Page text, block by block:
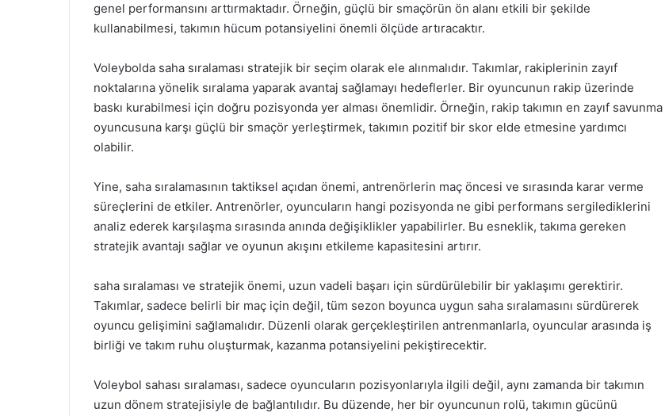
genel performansını arttırmaktadır. Örneğin, güçlü bir smaçörün ön alanı etkili bir şekilde
kullanabilmesi, takımın hücum potansiyelini önemli ölçüde artıracaktır.
Voleybolda saha sıralaması stratejik bir seçim olarak ele alınmalıdır. Takımlar, rakiplerinin zayıf
noktalarına yönelik sıralama yaparak avantaj sağlamayı hedeflerler. Bir oyuncunun rakip üzerinde
baskı kurabilmesi için doğru pozisyonda yer alması önemlidir. Örneğin, rakip takımın en zayıf savunma
oyuncusuna karşı güçlü bir smaçör yerleştirmek, takımın pozitif bir skor elde etmesine yardımcı
olabilir.
Yine, saha sıralamasının taktiksel açıdan önemi, antrenörlerin maç öncesi ve sırasında karar verme
süreçlerini de etkiler. Antrenörler, oyuncuların hangi pozisyonda ne gibi performans sergilediklerini
analiz ederek karşılaşma sırasında anında değişiklikler yapabilirler. Bu esneklik, takıma gereken
stratejik avantajı sağlar ve oyunun akışını etkileme kapasitesini artırır.
saha sıralaması ve stratejik önemi, uzun vadeli başarı için sürdürülebilir bir yaklaşımı gerektirir.
Takımlar, sadece belirli bir maç için değil, tüm sezon boyunca uygun saha sıralamasını sürdürerek
oyuncu gelişimini sağlamalıdır. Düzenli olarak gerçekleştirilen antrenmanlarla, oyuncular arasında iş
birliği ve takım ruhu oluşturmak, kazanma potansiyelini pekiştirecektir.
Voleybol sahası sıralaması, sadece oyuncuların pozisyonlarıyla ilgili değil, aynı zamanda bir takımın
uzun dönem stratejisiyle de bağlantılıdır. Bu düzende, her bir oyuncunun rolü, takımın gücünü